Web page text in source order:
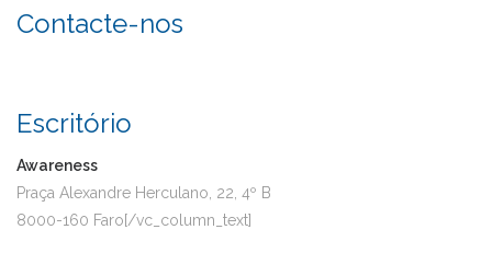
Contacte-nos
Escritório
Awareness
Praça Alexandre Herculano, 22, 4º B
8000-160 Faro[/vc_column_text]